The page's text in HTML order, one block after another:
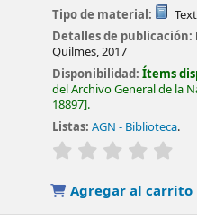
Tipo de material:
Detalles de publicación:
Quilmes,2017
Disponibilidad:Ítems
del Archivo General de la
18897 .
Listas: AGN - Biblioteca.
valoración
Agregar al carrito